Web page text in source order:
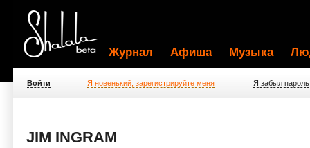
Журнал Афиша Музыка
Войти Я новенький, зарегистрируйте меня Я забыл пароль
JIM INGRAM